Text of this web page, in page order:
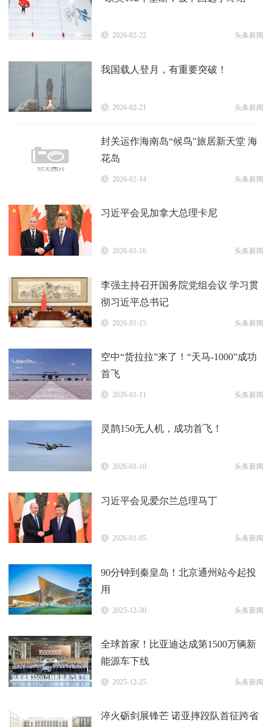
2026-02-22 头条新闻
我国载人登月，有重要突破！
2026-02-21 头条新闻
封关运作海南岛“候鸟"旅居新天堂 海
花岛
2026-02-14 头条新闻
习近平会见加拿大总理卡尼
2026-01-16 头条新闻
李强主持召开国务院党组会议 学习贯
彻习近平总书记
2026-01-15 头条新闻
空中“货拉拉”来了！“天马-1000”成功
首飞
2026-01-11 头条新闻
灵鹊150无人机，成功首飞！
2026-01-10 头条新闻
习近平会见爱尔兰总理马丁
2026-01-05 头条新闻
90分钟到秦皇岛！北京通州站今起投
用
2025-12-30 头条新闻
全球首家！比亚迪达成第1500万辆新
能源车下线
2025-12-25 头条新闻
淬火砺剑展锋芒 诺亚摔跤队首征跨省